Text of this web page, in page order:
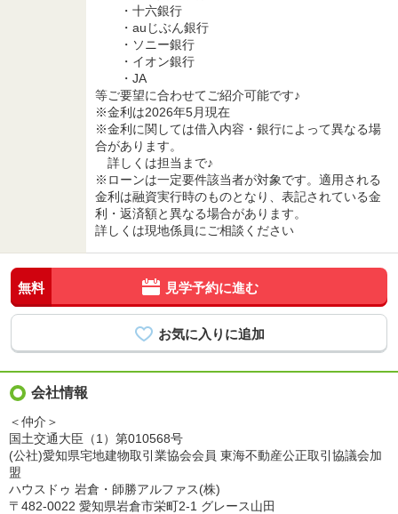
・十六銀行
・auじぶん銀行
・ソニー銀行
・イオン銀行
・JA
等ご要望に合わせてご紹介可能です♪
※金利は2026年5月現在
※金利に関しては借入内容・銀行によって異なる場
合があります。
詳しくは担当まで♪
※ローンは一定要件該当者が対象です。適用される
金利は融資実行時のものとなり、表記されている金
利・返済額と異なる場合があります。
詳しくは現地係員にご相談ください
無料 見学予約に進む
会社情報
＜仲介＞
国土交通大臣（1）第010568号
(公社)愛知県宅地建物取引業協会会員 東海不動産公正取引協議会加
盟
ハウスドゥ 岩倉・師勝アルファス(株)
〒482-0022 愛知県岩倉市栄町2-1 グレース山田